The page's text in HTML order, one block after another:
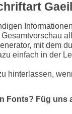
mit dem
einfach in der
hinterlassen,
Fonts? Füg uns